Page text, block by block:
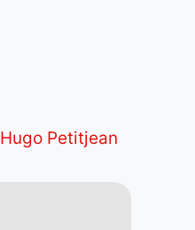
Hugo Petitjean